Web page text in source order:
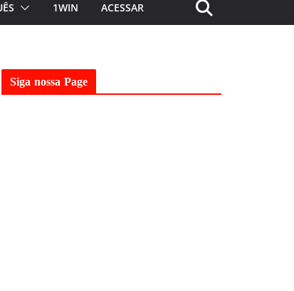
1WIN ACESSAR
Siga nossa Page